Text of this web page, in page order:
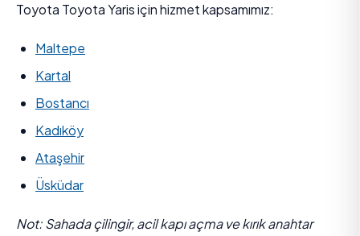
Toyota Toyota Yaris için hizmet kapsamımız:
Maltepe
Kartal
Bostancı
Kadıköy
Ataşehir
Üsküdar
Not: Sahada çilingir, acil kapı açma ve kırık anahtar